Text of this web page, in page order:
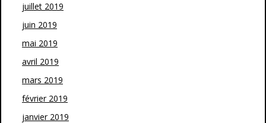
juillet 2019
juin 2019
mai 2019
avril 2019
mars 2019
février 2019
janvier 2019